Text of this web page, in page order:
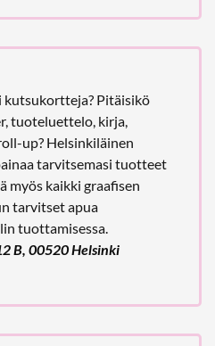
Pitäisikö
tuoteluettelo, kirja,
up? Helsinkiläinen
tarvitsemasi tuotteet
myös kaikki graafisen
tarvitset apua
tuottamisessa.
B, 00520 Helsinki